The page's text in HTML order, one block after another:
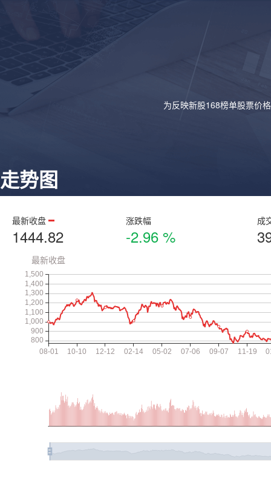
为反映新股168榜单股票价
走势图
最新收盘
1444.82
涨跌幅
-2.96 %
成